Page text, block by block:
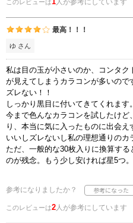
このレビューは 人が参考にしています
最高！！！
ゆ さん
私は目の玉が小さいのか、コンタク
が見えてしまうカラコンが多いの
ズレない！！
しっかり黒目に付いてきてくれます。
今まで色んなカラコンを試したけ
り、本当に気に入ったものに出会
いいしズレないし私の理想通りのカ
ただ、一般的な30枚入りに換算す
のが残念。もう少し安ければ星5つ。
参考になりましたか？
このレビューは2人が参考にしています